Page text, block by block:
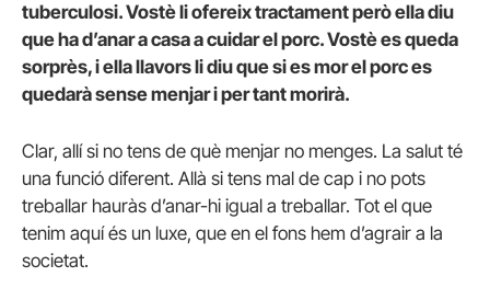
tuberculosi. Vostè li ofereix tractament però ella diu
que ha d’anar a casa a cuidar el porc. Vostè es queda
sorprès, i ella llavors li diu que si es mor el porc es
quedarà sense menjar i per tant morirà.
Clar, allí si no tens de què menjar no menges. La salut té
una funció diferent. Allà si tens mal de cap i no pots
treballar hauràs d’anar-hi igual a treballar. Tot el que
tenim aquí és un luxe, que en el fons hem d’agrair a la
societat.